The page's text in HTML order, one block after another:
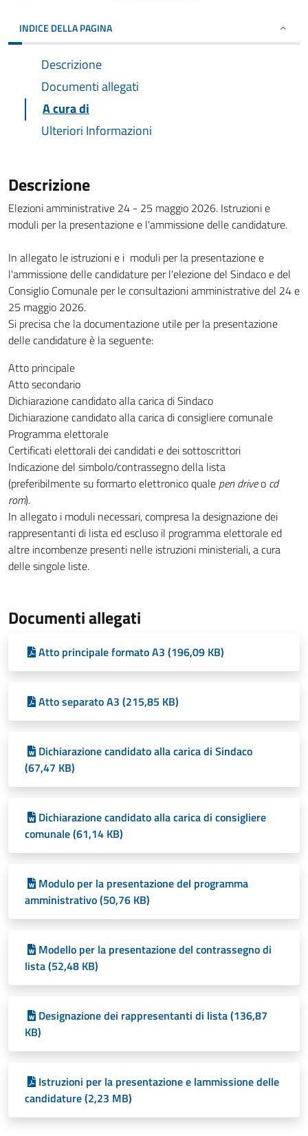
INDICE DELLA PAGINA
Descrizione
Documenti allegati
A cura di
Ulteriori Informazioni
Descrizione
Elezioni amministrative 24 - 25 maggio 2026. Istruzioni e
moduli per la presentazione e l'ammissione delle candidature.
In allegato le istruzioni e i moduli per la presentazione e
l'ammissione delle candidature per l'elezione del Sindaco e del
Consiglio Comunale per le consultazioni amministrative del 24 e
25 maggio 2026.
Si precisa che la documentazione utile per la presentazione
delle candidature è la seguente:
Atto principale
Atto secondario
Dichiarazione candidato alla carica di Sindaco
Dichiarazione candidato alla carica di consigliere comunale
Programma elettorale
Certificati elettorali dei candidati e dei sottoscrittori
Indicazione del simbolo/contrassegno della lista
(preferibilmente su formarto elettronico quale pen driveo cd
rom).
In allegato i moduli necessari, compresa la designazione dei
rappresentanti di lista ed escluso il programma elettorale ed
altre incombenze presenti nelle istruzioni ministeriali, a cura
delle singole liste.
Documenti allegati
Atto principale formato A3 (196,09 KB)
Atto separato A3 (215,85 KB)
Dichiarazione candidato alla carica di Sindaco
(67,47 KB)
Dichiarazione candidato alla carica di consigliere
comunale (61,14 KB)
Modulo per la presentazione del programma
amministrativo (50,76 KB)
Modello per la presentazione del contrassegno di
lista (52,48 KB)
Designazione dei rappresentanti di lista (136,87
KB)
Istruzioni per la presentazione e lammissione delle
candidature (2,23 MB)